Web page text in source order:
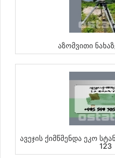
Აზომვითი
Ავეჯის Ქიმწმენდა Ეკო
123